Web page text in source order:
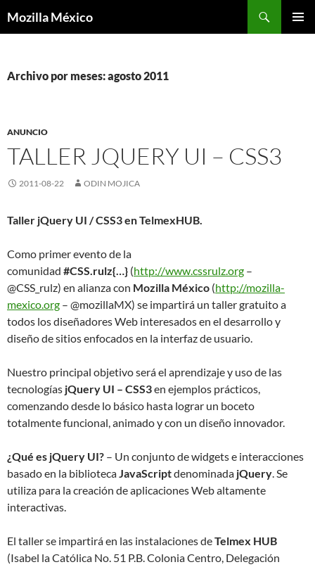
Mozilla México
Archivo por meses: agosto 2011
ANUNCIO
TALLER JQUERY UI – CSS3
2011-08-22 ODIN MOJICA
Taller jQuery UI / CSS3 en TelmexHUB.
Como primer evento de la
comunidad #CSS.rulz{…} (http://www.cssrulz.org –
@CSS_rulz) en alianza con Mozilla México (http://mozilla-
mexico.org – @mozillaMX) se impartirá un taller gratuito a
todos los diseñadores Web interesados en el desarrollo y
diseño de sitios enfocados en la interfaz de usuario.
Nuestro principal objetivo será el aprendizaje y uso de las
tecnologías jQuery UI – CSS3en ejemplos prácticos,
comenzando desde lo básico hasta lograr un boceto
totalmente funcional, animado y con un diseño innovador.
¿Qué es jQuery UI? – Un conjunto de widgets e interacciones
basado en la bibliotecaJavaScriptdenominada jQuery. Se
utiliza para la creación de aplicaciones Web altamente
interactivas.
El taller se impartirá en las instalaciones deTelmex HUB
(Isabel la Católica No. 51 P.B. Colonia Centro, Delegación